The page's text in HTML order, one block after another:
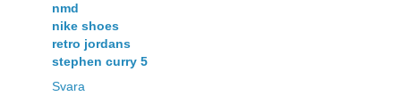
nmd
nike shoes
retro jordans
stephen curry 5
Svara